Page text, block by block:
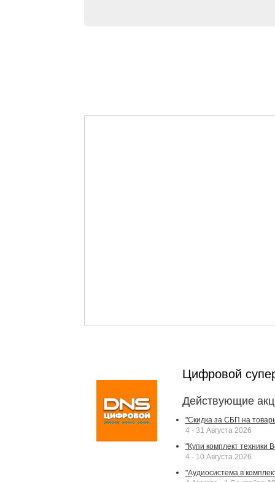
Цифровой
Действующие
"Скидка за СБП на
4 - 31 Августа 2026
"Купи комплект техники
4 - 10 Августа 2026
"Аудиосистема в